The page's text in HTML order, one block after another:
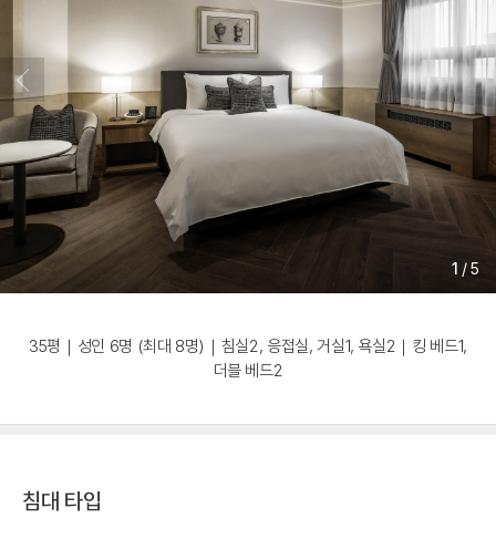
1 /5
35평｜성인 6명 (최대 8명)｜침실2, 응접실, 거실1, 욕실2｜킹 베드1,
더블 베드2
침대 타입